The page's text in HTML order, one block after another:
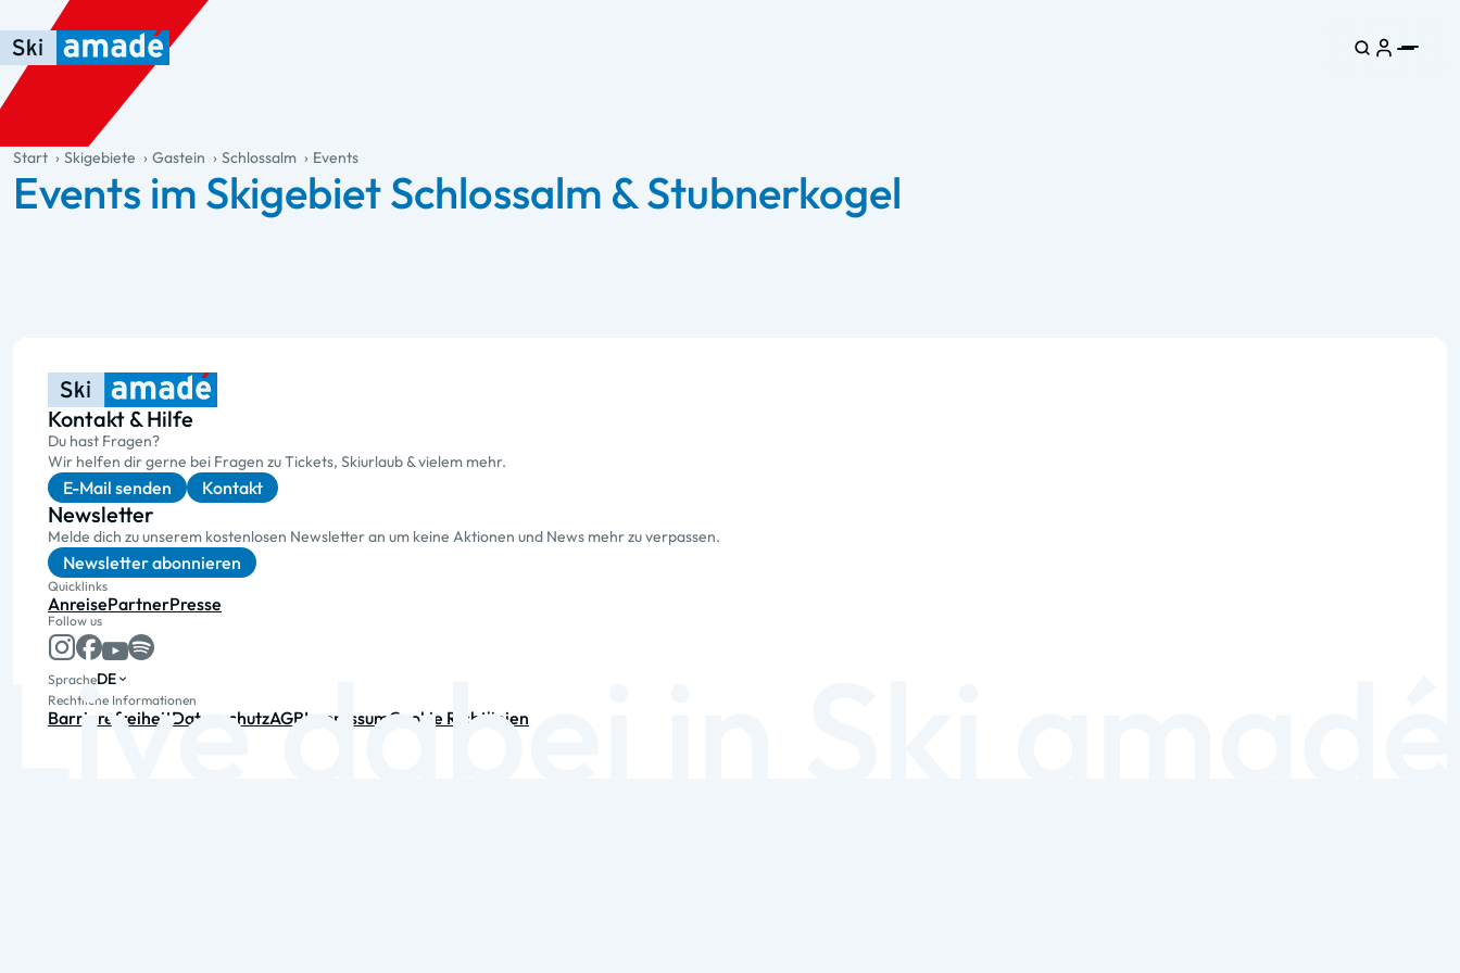
Zum Haupt-Inhalt springen
Springe zur Tabelle
Zur Haupt-Navigation springen
general.table-of-content
Start Skigebiete Gastein Schlossalm Events
Events im Skigebiet Schlossalm & Stubnerkogel
Kontakt & Hilfe
Du hast Fragen?
Wir helfen dir gerne bei Fragen zu Tickets, Skiurlaub & vielem mehr.
E-Mail senden Kontakt
Newsletter
Melde dich zu unserem kostenlosen Newsletter an um keine Aktionen und News mehr zu verpassen.
Newsletter abonnieren
Quicklinks
AnreisePartnerPresse
Follow us
SpracheDE
Rechtliche Informationen
BarrierefreiheitDatenschutzAGBImpressumCookie Richtlinien